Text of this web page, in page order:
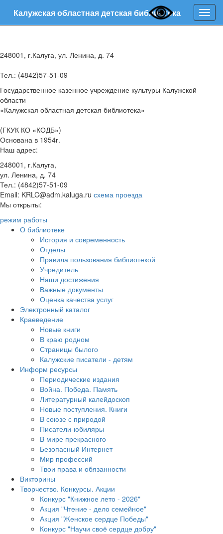
Калужская областная детская библиотека
248001, г.Калуга, ул. Ленина, д. 74
Тел.: (4842)57-51-09
Государственное казенное учреждение культуры Калужской
области
«Калужская областная детская библиотека»
(ГКУК КО «КОДБ»)
Основана в 1954г.
Наш адрес:
248001, г.Калуга,
ул. Ленина, д. 74
Тел.: (4842)57-51-09
Email: KRLC@adm.kaluga.ru схема проезда
Мы открыты:
режим работы
О библиотеке
История и современность
Отделы
Правила пользования библиотекой
Учредитель
Наши достижения
Важные документы
Оценка качества услуг
Электронный каталог
Краеведение
Новые книги
В краю родном
Страницы былого
Калужские писатели - детям
Информ ресурсы
Периодические издания
Война. Победа. Память
Литературный калейдоскоп
Новые поступления. Книги
В союзе с природой
Писатели-юбиляры
В мире прекрасного
Безопасный Интернет
Мир профессий
Твои права и обязанности
Викторины
Творчество. Конкурсы. Акции
Конкурс "Книжное лето - 2026"
Акция "Чтение - дело семейное"
Акция "Женское сердце Победы"
Конкурс "Научи своё сердце добру"